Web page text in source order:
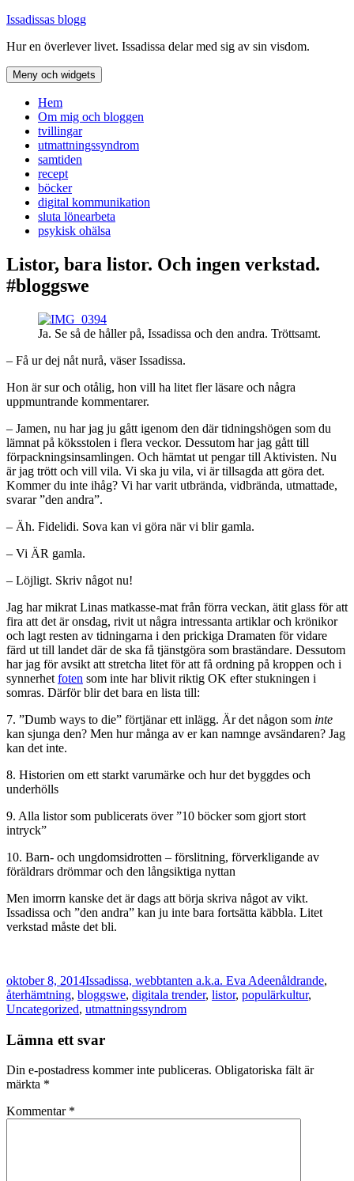
Hoppa
innehåll
Issadissas blogg
Hur en överlever livet. Issadissa delar med sig av sin visdom.
Meny och widgets
Hem
Om mig och bloggen
tvillingar
utmattningssyndrom
samtiden
recept
böcker
digital kommunikation
sluta lönearbeta
psykisk ohälsa
Listor, bara listor. Och ingen verkstad.
#bloggswe
Ja. Se så de håller på, Issadissa och den andra. Tröttsamt.
– Få ur dej nåt nurå, väser Issadissa.
Hon är sur och otålig, hon vill ha litet fler läsare och några
uppmuntrande kommentarer.
– Jamen, nu har jag ju gått igenom den där tidningshögen som du
lämnat på köksstolen i flera veckor. Dessutom har jag gått till
förpackningsinsamlingen. Och hämtat ut pengar till Aktivisten. Nu
är jag trött och vill vila. Vi ska ju vila, vi är tillsagda att göra det.
Kommer du inte ihåg? Vi har varit utbrända, vidbrända, utmattade,
svarar ”den andra”.
– Äh. Fidelidi. Sova kan vi göra när vi blir gamla.
– Vi ÄR gamla.
– Löjligt. Skriv något nu!
Jag har mikrat Linas matkasse-mat från förra veckan, ätit glass för att
fira att det är onsdag, rivit ut några intressanta artiklar och krönikor
och lagt resten av tidningarna i den prickiga Dramaten för vidare
färd ut till landet där de ska få tjänstgöra som braständare. Dessutom
har jag för avsikt att stretcha litet för att få ordning på kroppen och i
synnerhet foten som inte har blivit riktig OK efter stukningen i
somras. Därför blir det bara en lista till:
7. ”Dumb ways to die” förtjänar ett inlägg. Är det någon som inte
kan sjunga den? Men hur många av er kan namnge avsändaren? Jag
kan det inte.
8. Historien om ett starkt varumärke och hur det byggdes och
underhölls
9. Alla listor som publicerats över ”10 böcker som gjort stort
intryck”
10. Barn- och ungdomsidrotten – förslitning, förverkligande av
föräldrars drömmar och den långsiktiga nyttan
Men imorrn kanske det är dags att börja skriva något av vikt.
Issadissa och ”den andra” kan ju inte bara fortsätta käbbla. Litet
verkstad måste det bli.
Postat
oktober 8, 2014Författare
Issadissa, webbtanten a.k.a. Eva AdeenKategorier
åldrande,
återhämtning, bloggswe, digitala trender, listor, populärkultur,
Uncategorized, utmattningssyndrom
Lämna ett svar
Din e-postadress kommer inte publiceras. Obligatoriska fält är
märkta *
Kommentar *